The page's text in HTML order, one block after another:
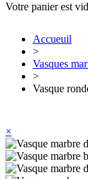
Votre panier est
Accueuil
>
Vasques
>
Vasque
×